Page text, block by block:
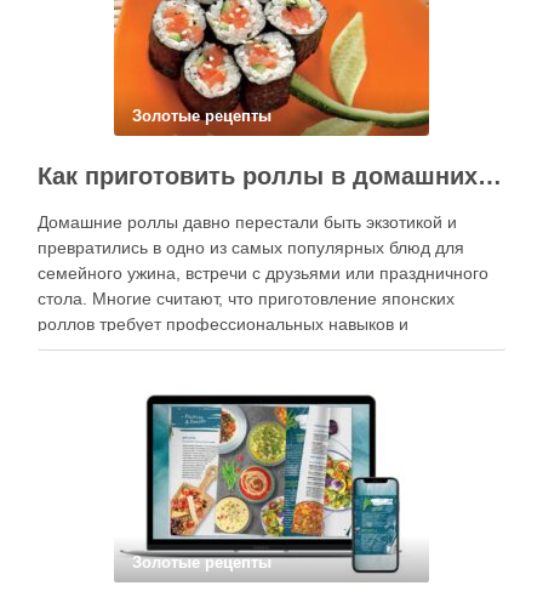
Золотые рецепты
Как приготовить роллы в домашних условиях?
Домашние роллы давно перестали быть экзотикой и
превратились в одно из самых популярных блюд для
семейного ужина, встречи с друзьями или праздничного
стола. Многие считают, что приготовление японских
роллов требует профессиональных навыков и
специального оборудования, однако на практике сделать
кухне. Главное — …
Золотые рецепты